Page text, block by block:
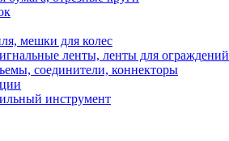
мешки для колес
ленты, ленты для ограждений
соединители, коннекторы
инструмент